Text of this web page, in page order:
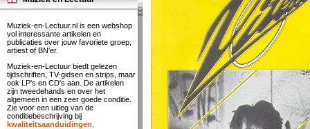
Muziek-en-Lectuur.nl is een webshop
vol interessante artikelen en
publicaties over jouw favoriete groep,
artiest of BN'er.
Muziek-en-Lectuur biedt gelezen
tijdschriften, TV-gidsen en strips, maar
ook LP's en CD's aan. De artikelen
zijn tweedehands en over het
algemeen in een zeer goede conditie.
Zie voor een uitleg van de
conditiebeschrijving bij
kwaliteitsaanduidingen